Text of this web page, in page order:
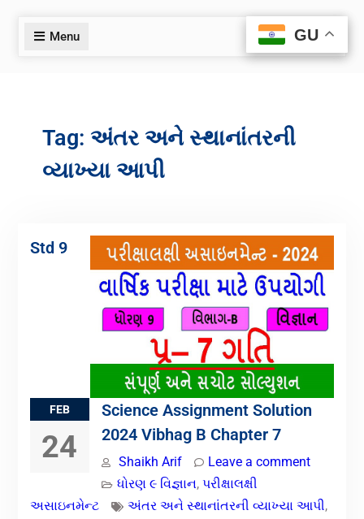
Menu
Tag: અંતર અને સ્થાનાંતરની
વ્યાખ્યા આપી
FEB
24
Std 9
Science Assignment Solution
2024 Vibhag B Chapter 7
Shaikh Arif
Leave a comment
ધોરણ ૯ વિજ્ઞાન, પરીક્ષાલક્ષી
અસાઇનમેન્ટ
અંતર અને સ્થાનાંતરની વ્યાખ્યા આપી,
GU
GU